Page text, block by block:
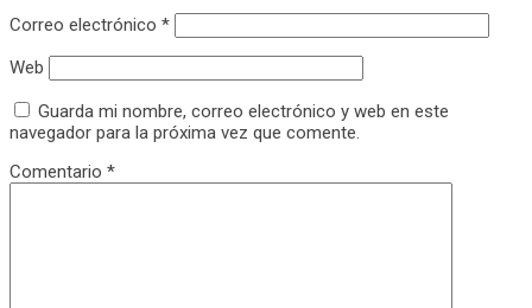
Correo electrónico *
Web
Guarda mi nombre, correo electrónico y web en este
navegador para la próxima vez que comente.
Comentario *